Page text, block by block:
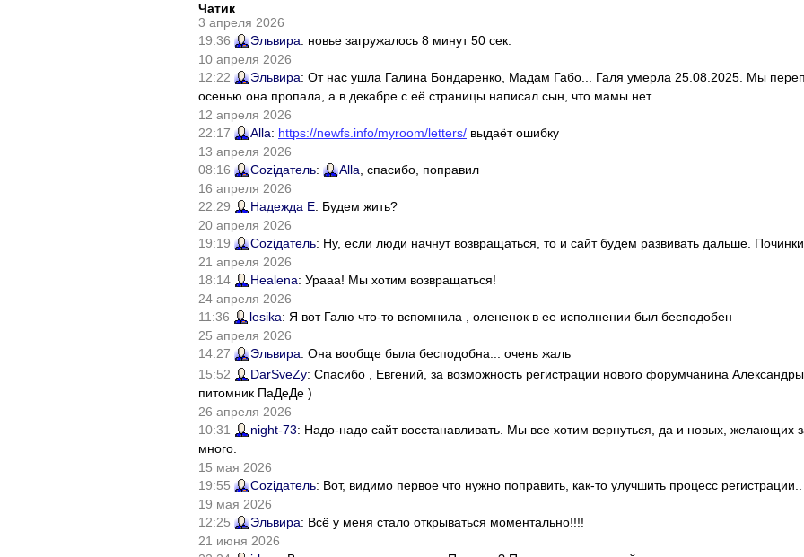
Чатик
3 апреля 2026
19:36
Эльвира: новье загружалось 8 минут 50 сек.
10 апреля 2026
12:22
Эльвира: От нас ушла Галина Бондаренко, Мадам Габо... Галя умерла 25.08.2025. Мы
осенью она пропала, а в декабре с её страницы написал сын, что мамы нет.
12 апреля 2026
22:17
Alla: https://newfs.info/myroom/letters/ выдаёт ошибку
13 апреля 2026
08:16
Соziдатель: Alla , спасибо, поправил
16 апреля 2026
22:29
Надежда Е: Будем жить?
20 апреля 2026
19:19
Соziдатель: Ну, если люди начнут возвращаться, то и сайт будем развивать дальше.
21 апреля 2026
18:14
Healena: Урааа! Мы хотим возвращаться!
24 апреля 2026
11:36
lesika: Я вот Галю что-то вспомнила , олененок в ее исполнении был бесподобен
25 апреля 2026
14:27
Эльвира: Она вообще была бесподобна... очень жаль
15:52
DarSveZy: Спасибо , Евгений, за возможность регистрации нового форумчанина
питомник ПаДеДе )
26 апреля 2026
10:31
night-73: Надо-надо сайт восстанавливать. Мы все хотим вернуться, да и новых, желающих
много.
15 мая 2026
19:55
Соziдатель: Вот, видимо первое что нужно поправить, как-то улучшить процесс регистрации..
19 мая 2026
12:25
Эльвира: Всё у меня стало открываться моментально!!!!
21 июня 2026